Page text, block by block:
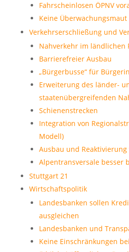
Fahrscheinlosen ÖPNV
Keine Überwachungsmaut
Verkehrserschließung und
Nahverkehr im ländlichen
Barrierefreier Ausbau
„Bürgerbusse“ für
Erweiterung des länder-
staatenübergreifenden
Schienenstrecken
Integration von
Modell)
Ausbau und
Alpentransversale besser
Stuttgart 21
Wirtschaftspolitik
Landesbanken sollen
ausgleichen
Landesbanken und
Keine Einschränkungen